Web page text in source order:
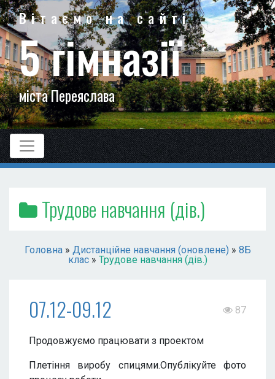
Вітаємо на сайті
5 гімназії
міста Переяслава
Трудове навчання (дів.)
Головна» Дистанційне навчання (оновлене) » 8Б
клас» Трудове навчання (дів.)
07.12-09.12 87
Продовжуємо працювати з проектом
Плетіння виробу спицями.Опублікуйте фото